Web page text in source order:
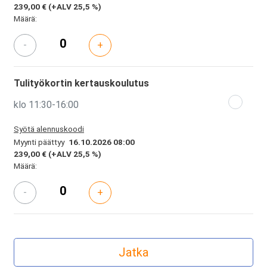
239,00 € (+ALV 25,5 %)
Määrä:
- +
Tulityökortin kertauskoulutus
klo 11:30-16:00
Syötä alennuskoodi
Myynti päättyy 16.10.2026 08:00
239,00 € (+ALV 25,5 %)
Määrä:
- +